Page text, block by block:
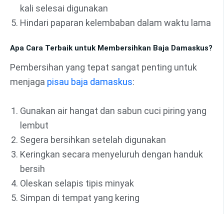
kali selesai digunakan
Hindari paparan kelembaban dalam waktu lama
Apa Cara Terbaik untuk Membersihkan Baja Damaskus?
Pembersihan yang tepat sangat penting untuk
menjaga pisau baja damaskus:
Gunakan air hangat dan sabun cuci piring yang
lembut
Segera bersihkan setelah digunakan
Keringkan secara menyeluruh dengan handuk
bersih
Oleskan selapis tipis minyak
Simpan di tempat yang kering